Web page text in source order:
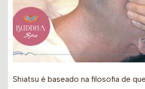
Shiatsu é baseado na filosofia de